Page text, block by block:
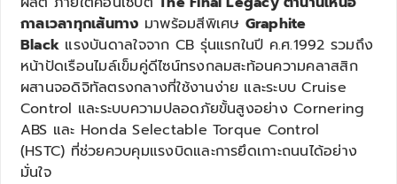
กาลเวลาทุกเส้นทาง มาพร้อมสีพิเศษ Graphite
Black แรงบันดาลใจจาก CB รุ่นแรกในปี ค.ศ.1992 รวมถึง
หน้าปัดเรือนไมล์เข็มคู่ดีไซน์ทรงกลมสะท้อนความคลาสสิก
ผสานจอดิจิทัลตรงกลางที่ใช้งานง่าย และระบบ Cruise
Control และระบบความปลอดภัยขั้นสูงอย่าง Cornering
ABS และ Honda Selectable Torque Control
(HSTC) ที่ช่วยควบคุมแรงบิดและการยึดเกาะถนนได้อย่าง
มั่นใจ